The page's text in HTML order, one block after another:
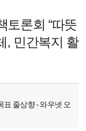
토론회 “따뜻
, 민간복지 활
표 줄상향 - 와우넷 오